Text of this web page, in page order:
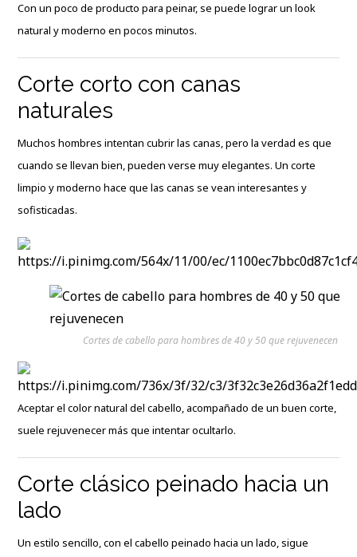
Con un poco de producto para peinar, se puede lograr un look
natural y moderno en pocos minutos.
Corte corto con canas
naturales
Muchos hombres intentan cubrir las canas, pero la verdad es que
cuando se llevan bien, pueden verse muy elegantes. Un corte
limpio y moderno hace que las canas se vean interesantes y
sofisticadas.
Cortes de cabello para hombres de 40 y 50 que rejuvenecen
Aceptar el color natural del cabello, acompañado de un buen corte,
suele rejuvenecer más que intentar ocultarlo.
Corte clásico peinado hacia un
lado
Un estilo sencillo, con el cabello peinado hacia un lado, sigue